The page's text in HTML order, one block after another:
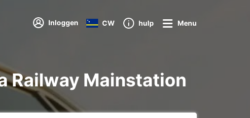
Inloggen CW hulp Menu
Railway Mainstation